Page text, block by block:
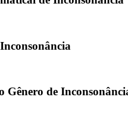
Inconsonância
Gênero de